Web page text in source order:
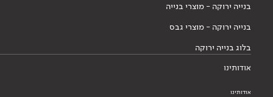
בנייה ירוקה - מוצרי בנייה
בנייה ירוקה - מוצרי גבס
בלוג בנייה ירוקה
אודותינו
אודותינו